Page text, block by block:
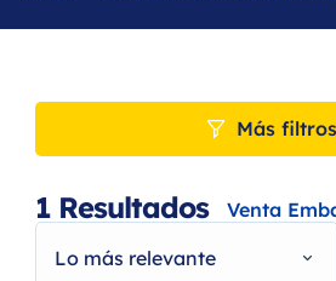
Más filtros
1 Resultados
Venta
Lo más relevante